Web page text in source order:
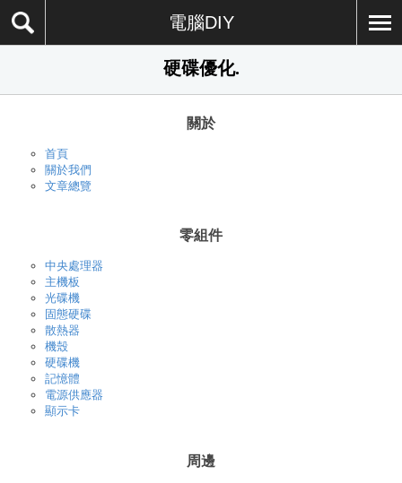
電腦DIY
硬碟優化.
關於
首頁
關於我們
文章總覽
零組件
中央處理器
主機板
光碟機
固態硬碟
散熱器
機殼
硬碟機
記憶體
電源供應器
顯示卡
周邊